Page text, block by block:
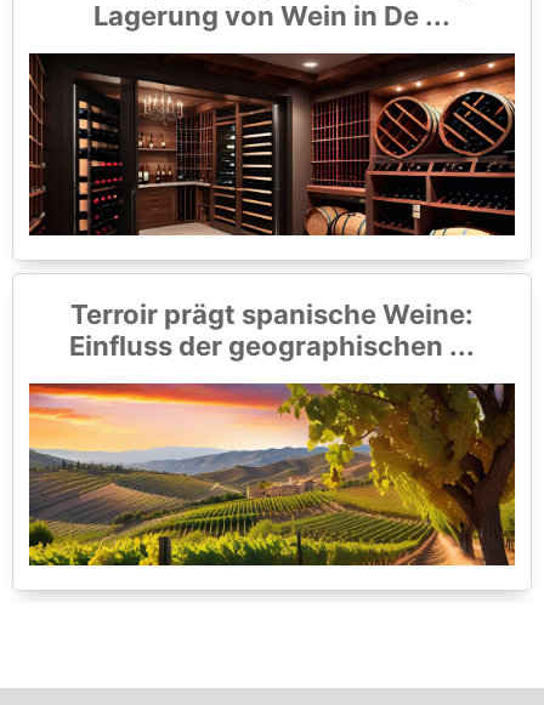
Lagerung von Wein in De ...
Terroir prägt spanische Weine:
Einfluss der geographischen ...